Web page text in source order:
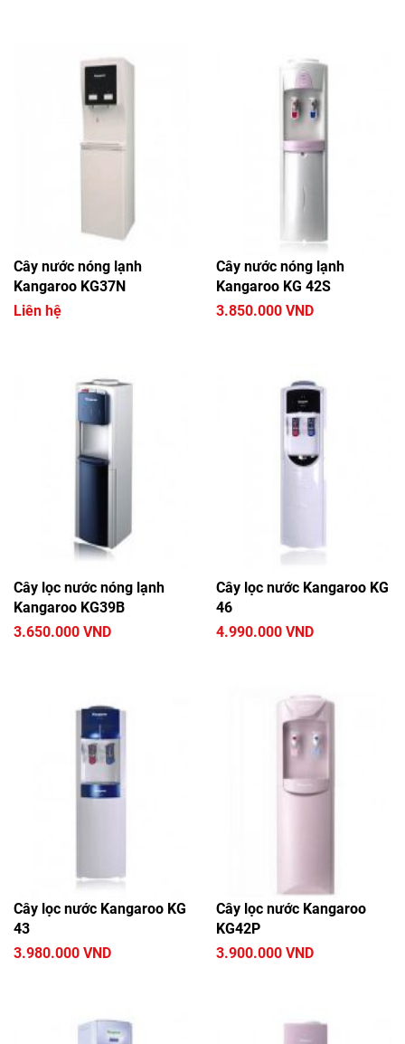
Cây nước nóng lạnh
Kangaroo KG37N
Liên hệ
Cây nước nóng lạnh
Kangaroo KG 42S
3.850.000 VND
Cây lọc nước nóng lạnh
Kangaroo KG39B
3.650.000 VND
Cây lọc nước Kangaroo KG
46
4.990.000 VND
Cây lọc nước Kangaroo KG
43
3.980.000 VND
Cây lọc nước Kangaroo
KG42P
3.900.000 VND